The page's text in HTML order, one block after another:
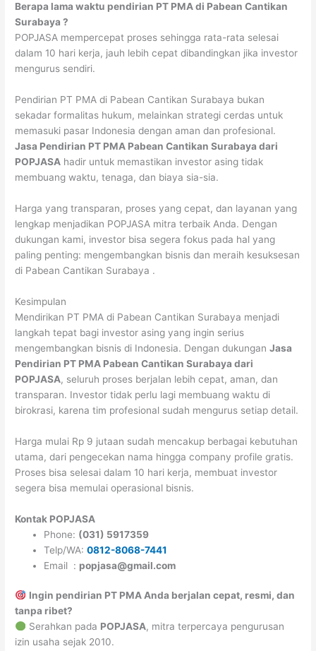
Berapa lama waktu pendirian PT PMA di Pabean Cantikan
Surabaya ?
POPJASA mempercepat proses sehingga rata-rata selesai
dalam 10 hari kerja, jauh lebih cepat dibandingkan jika investor
mengurus sendiri.
Pendirian PT PMA di Pabean Cantikan Surabaya bukan
sekadar formalitas hukum, melainkan strategi cerdas untuk
memasuki pasar Indonesia dengan aman dan profesional.
Jasa Pendirian PT PMA Pabean Cantikan Surabaya dari
POPJASA hadir untuk memastikan investor asing tidak
membuang waktu, tenaga, dan biaya sia-sia.
Harga yang transparan, proses yang cepat, dan layanan yang
lengkap menjadikan POPJASA mitra terbaik Anda. Dengan
dukungan kami, investor bisa segera fokus pada hal yang
paling penting: mengembangkan bisnis dan meraih kesuksesan
di Pabean Cantikan Surabaya .
Kesimpulan
Mendirikan PT PMA di Pabean Cantikan Surabaya menjadi
langkah tepat bagi investor asing yang ingin serius
mengembangkan bisnis di Indonesia. Dengan dukunganJasa
Pendirian PT PMA Pabean Cantikan Surabaya dari
POPJASA, seluruh proses berjalan lebih cepat, aman, dan
transparan. Investor tidak perlu lagi membuang waktu di
birokrasi, karena tim profesional sudah mengurus setiap detail.
Harga mulai Rp 9 jutaan sudah mencakup berbagai kebutuhan
utama, dari pengecekan nama hingga company profile gratis.
Proses bisa selesai dalam 10 hari kerja, membuat investor
segera bisa memulai operasional bisnis.
Kontak POPJASA
Phone: (031) 5917359
Telp/WA: 0812-8068-7441
Email : popjasa@gmail.com
Ingin pendirian PT PMA Anda berjalan cepat, resmi, dan
tanpa ribet?
Serahkan pada POPJASA, mitra terpercaya pengurusan
izin usaha sejak 2010.